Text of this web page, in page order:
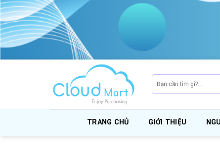
Skip
to
content
for:
TRANG CHỦ GIỚI THIỆU